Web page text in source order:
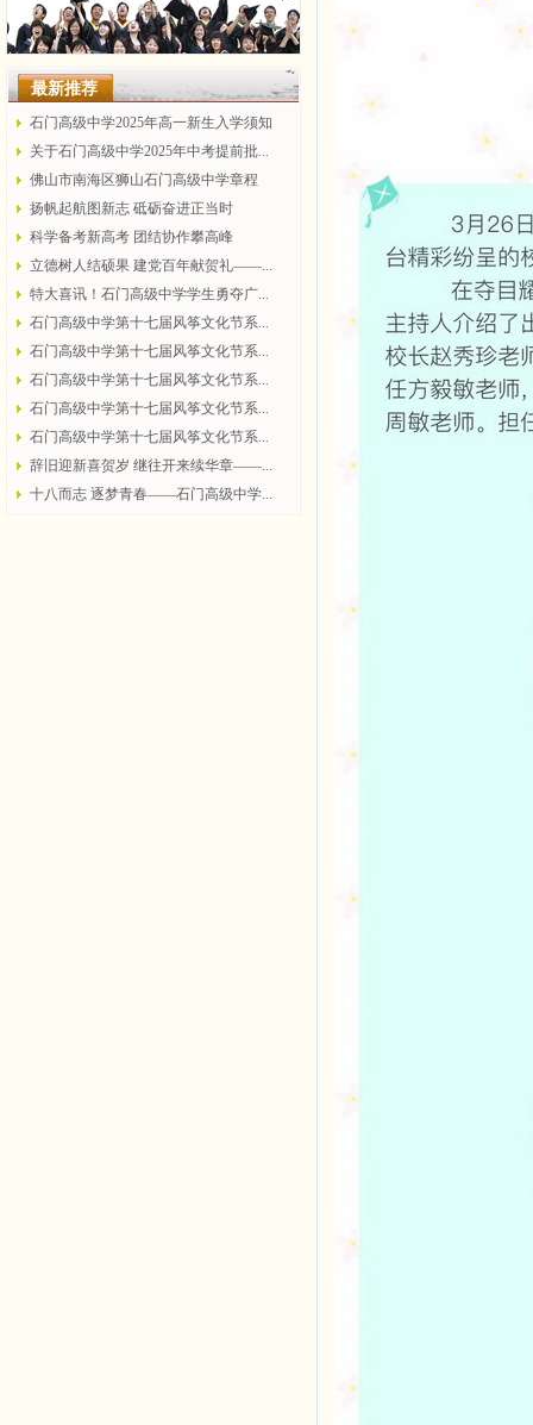
最新推荐
石门高级中学2025年高一新生入学须知
关于石门高级中学2025年中考提前批...
佛山市南海区狮山石门高级中学章程
扬帆起航图新志 砥砺奋进正当时
科学备考新高考 团结协作攀高峰
立德树人结硕果 建党百年献贺礼——...
特大喜讯！石门高级中学学生勇夺广...
石门高级中学第十七届风筝文化节系...
石门高级中学第十七届风筝文化节系...
石门高级中学第十七届风筝文化节系...
石门高级中学第十七届风筝文化节系...
石门高级中学第十七届风筝文化节系...
辞旧迎新喜贺岁 继往开来续华章——...
十八而志 逐梦青春——石门高级中学...